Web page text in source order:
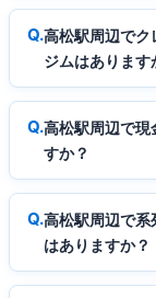
高松駅周辺でク
ジムはあります
高松駅周辺で現
すか？
高松駅周辺で系
はありますか？